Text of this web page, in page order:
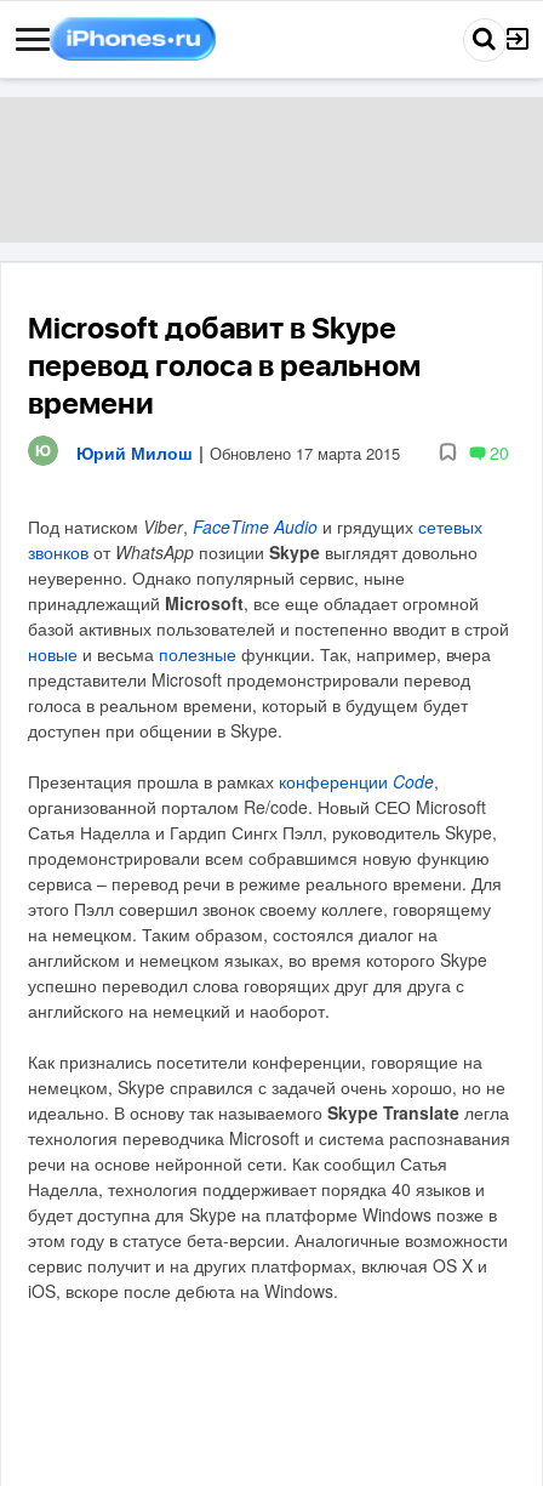
Microsoft добавит в Skype
перевод голоса в реальном
времени
Юрий Милош | Обновлено 17 марта 2015 20
Под натиском Viber,FaceTime Audio и грядущихсетевых
звонков от WhatsApp позицииSkype выглядят довольно
неуверенно. Однако популярный сервис, ныне
принадлежащий Microsoft, все еще обладает огромной
базой активных пользователей и постепенно вводит в строй
новые и весьма полезные функции. Так, например, вчера
представители Microsoft продемонстрировали перевод
голоса в реальном времени, который в будущем будет
доступен при общении в Skype.
Презентация прошла в рамках конференции Code,
организованной порталом Re/code. Новый СЕО Microsoft
Сатья Наделла и Гардип Сингх Пэлл, руководитель Skype,
продемонстрировали всем собравшимся новую функцию
сервиса – перевод речи в режиме реального времени. Для
этого Пэлл совершил звонок своему коллеге, говорящему
на немецком. Таким образом, состоялся диалог на
английском и немецком языках, во время которого Skype
успешно переводил слова говорящих друг для друга с
английского на немецкий и наоборот.
Как признались посетители конференции, говорящие на
немецком, Skype справился с задачей очень хорошо, но не
идеально. В основу так называемогоSkype Translate легла
технология переводчика Microsoft и система распознавания
речи на основе нейронной сети. Как сообщил Сатья
Наделла, технология поддерживает порядка 40 языков и
будет доступна для Skype на платформе Windows позже в
этом году в статусе бета-версии. Аналогичные возможности
сервис получит и на других платформах, включая OS X и
iOS, вскоре после дебюта на Windows.